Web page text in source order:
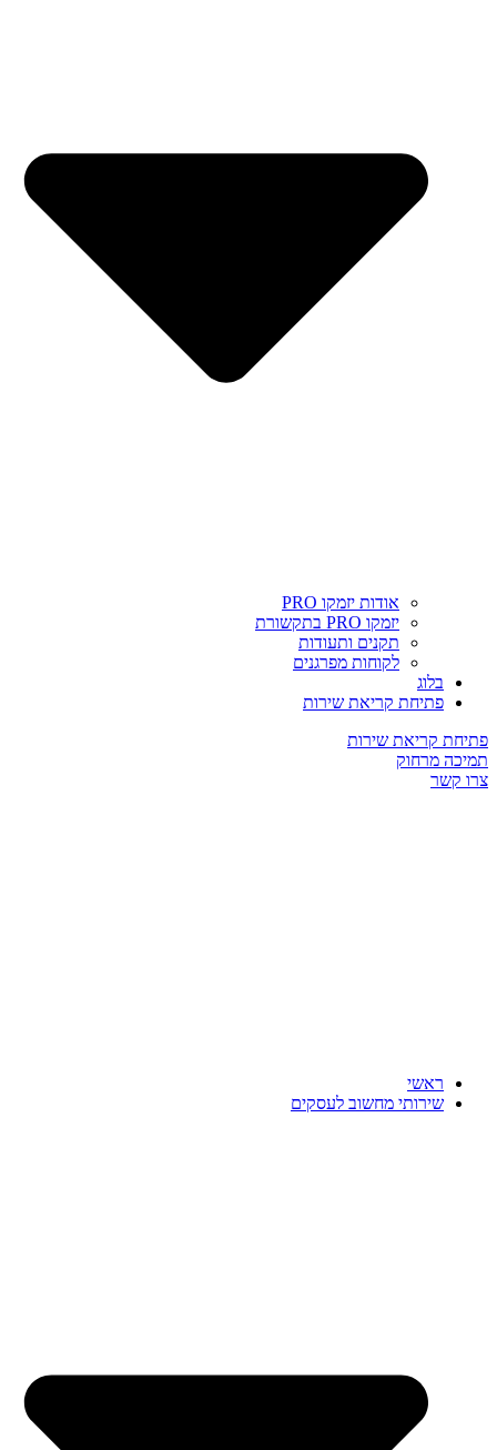
אודות יזמקו PRO
יזמקו PRO בתקשורת
תקנים ותעודות
לקוחות מפרגנים
בלוג
פתיחת קריאת שירות
פתיחת קריאת שירות
תמיכה מרחוק
צרו קשר
ראשי
שירותי מחשוב לעסקים